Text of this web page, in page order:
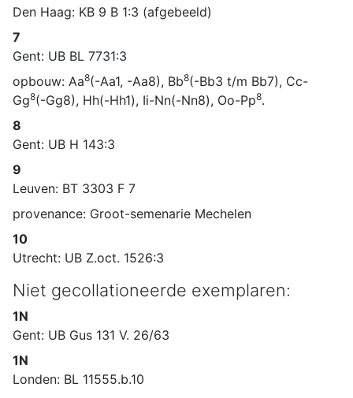
Den Haag: KB 9 B 1:3 (afgebeeld)
7
Gent: UB BL 7731:3
opbouw: Aa8(-Aa1, -Aa8), Bb8(-Bb3 t/m Bb7), Cc-
Gg8(-Gg8), Hh(-Hh1), Ii-Nn(-Nn8), Oo-Pp8.
8
Gent: UB H 143:3
9
Leuven: BT 3303 F 7
provenance: Groot-semenarie Mechelen
10
Utrecht: UB Z.oct. 1526:3
Niet gecollationeerde exemplaren:
1N
Gent: UB Gus 131 V. 26/63
1N
Londen: BL 11555.b.10